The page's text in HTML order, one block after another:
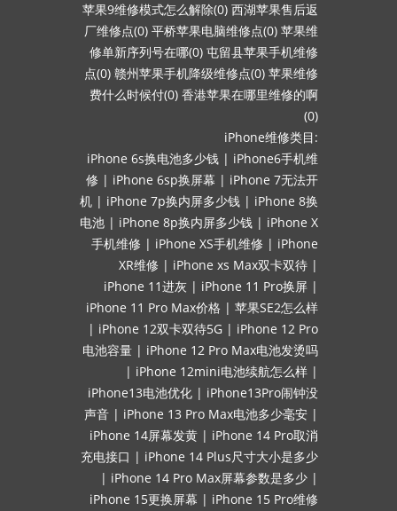
苹果9维修模式怎么解除(0) 西湖苹果售后返
厂维修点(0) 平桥苹果电脑维修点(0) 苹果维
修单新序列号在哪(0) 屯留县苹果手机维修
点(0) 赣州苹果手机降级维修点(0) 苹果维修
费什么时候付(0) 香港苹果在哪里维修的啊
(0)
iPhone维修类目:
iPhone 6s换电池多少钱 | iPhone6手机维
修 | iPhone 6sp换屏幕 | iPhone 7无法开
机 | iPhone 7p换内屏多少钱 | iPhone 8换
电池 | iPhone 8p换内屏多少钱 | iPhone X
手机维修 | iPhone XS手机维修 | iPhone
XR维修 | iPhone xs Max双卡双待 |
iPhone 11进灰 | iPhone 11 Pro换屏 |
iPhone 11 Pro Max价格 | 苹果SE2怎么样
| iPhone 12双卡双待5G | iPhone 12 Pro
电池容量 | iPhone 12 Pro Max电池发烫吗
| iPhone 12mini电池续航怎么样 |
iPhone13电池优化 | iPhone13Pro闹钟没
声音 | iPhone 13 Pro Max电池多少毫安 |
iPhone 14屏幕发黄 | iPhone 14 Pro取消
充电接口 | iPhone 14 Plus尺寸大小是多少
| iPhone 14 Pro Max屏幕参数是多少 |
iPhone 15更换屏幕 | iPhone 15 Pro维修